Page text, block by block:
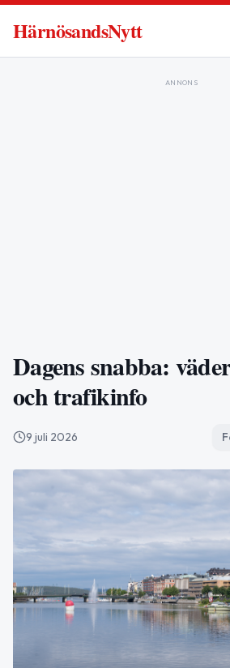
HärnösandsNytt
ANNONS
Dagens snabba:
och trafikinfo
9 juli 2026